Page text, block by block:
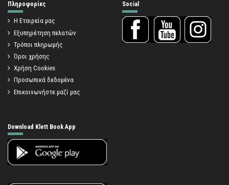
Πληροφορίες
Η Εταιρεία μας
Εξυπηρέτηση πελατών
Τρόποι πληρωμής
Όροι χρήσης
Χρήση Cookies
Προσωπικά δεδομένα
Επικοινωνήστε μαζί μας
Social
Download Klett Book App